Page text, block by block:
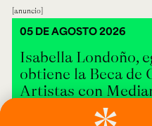
anuncio
Isabella Londoño,
obtiene la Beca de
Artistas con
05 DE AGOSTO 2026